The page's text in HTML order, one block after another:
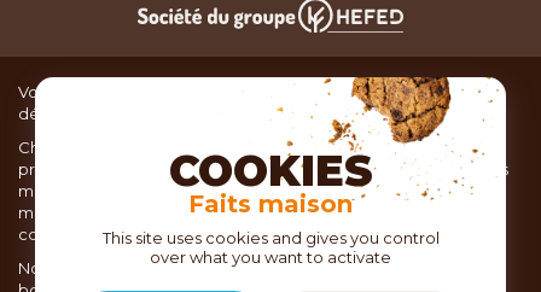
Vous recherchez du matériel de cuisine pour concocter de
délicieux plats ou des pâtisseries dignes d’un grand chef ?
Chez TOC, boutique d’ustensiles de cuisine, nous vous
proposons une large sélection de produits issus des meilleures
marques de matériel de cuisine: Ustensiles de pâtisserie,
matériel de cuisson, service de table, ustensiles de cuisine,
coutellerie, set picnic.
Nous vous réservons un accueil chaleureux au sein de nos 21
COOKIES
Faits maison
This site uses cookies and gives you control
over what you want to activate